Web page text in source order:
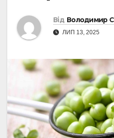
Від Володимир
ЛИП 13, 2025